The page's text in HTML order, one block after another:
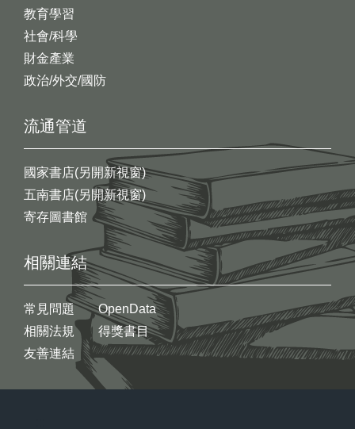
教育學習
社會/科學
財金產業
政治/外交/國防
流通管道
國家書店(另開新視窗)
五南書店(另開新視窗)
寄存圖書館
相關連結
常見問題
相關法規
友善連結
OpenData
得獎書目